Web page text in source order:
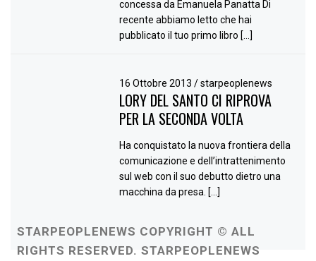
concessa da Emanuela Panatta Di
recente abbiamo letto che hai
pubblicato il tuo primo libro […]
16 Ottobre 2013/ starpeoplenews
LORY DEL SANTO CI RIPROVA
PER LA SECONDA VOLTA
Ha conquistato la nuova frontiera della
comunicazione e dell’intrattenimento
sul web con il suo debutto dietro una
macchina da presa. […]
STARPEOPLENEWS COPYRIGHT © ALL
RIGHTS RESERVED. STARPEOPLENEWS